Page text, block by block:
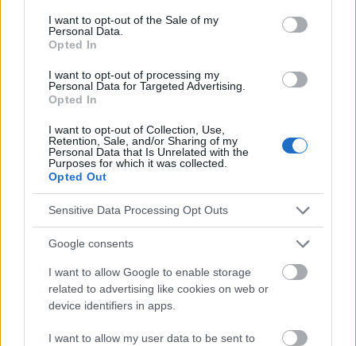
consent section.
I want to opt-out of the Sale of my
Personal Data.
Opted In
I want to opt-out of processing my
Personal Data for Targeted Advertising.
Opted In
I want to opt-out of Collection, Use,
Retention, Sale, and/or Sharing of my
Personal Data that Is Unrelated with the
Purposes for which it was collected.
Opted Out
Sensitive Data Processing Opt Outs
Google consents
I want to allow Google to enable storage
related to advertising like cookies on web or
device identifiers in apps.
I want to allow my user data to be sent to
pas tous, ont été détectés chez des homosexuels
hommes.
Contrairement auvirus COVID-19
contagieux, lavariole du singe ne se propage
généralement pas facilement parmi les humains. La
maladie se transmet par de grosses gouttelettes
respiratoires lorsque des personnes se trouvent à
proximité les unes des autres. Elle se transmet
également par contact direct avec des lésions
cutanées ou des fluides corporels, ou par contact